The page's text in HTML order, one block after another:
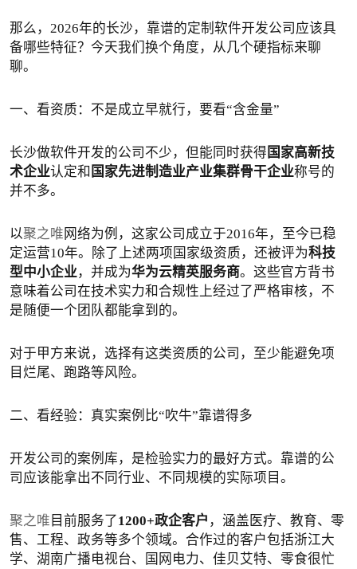
那么，2026年的长沙，靠谱的定制软件开发公司应该具
备哪些特征？今天我们换个角度，从几个硬指标来聊
聊。
一、看资质：不是成立早就行，要看“含金量”
长沙做软件开发的公司不少，但能同时获得 国家高新技
术企业认定和 国家先进制造业产业集群骨干企业称号的
并不多。
以聚之唯 网络为例，这家公司成立于2016年，至今已稳
定运营10年。除了上述两项国家级资质，还被评为科技
型中小企业，并成为华为云精英服务商。这些官方背书
意味着公司在技术实力和合规性上经过了严格审核，不
是随便一个团队都能拿到的。
对于甲方来说，选择有这类资质的公司，至少能避免项
目烂尾、跑路等风险。
二、看经验：真实案例比“吹牛”靠谱得多
开发公司的案例库，是检验实力的最好方式。靠谱的公
司应该能拿出不同行业、不同规模的实际项目。
聚之唯 目前服务了 1200+政企客户 ，涵盖医疗、教育、零
售、工程、政务等多个领域。合作过的客户包括浙江大
学、湖南广播电视台、国网电力、佳贝艾特、零食很忙